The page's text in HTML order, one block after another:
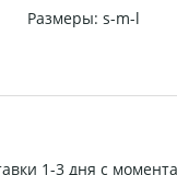
Размеры: s-m-l
1-3 дня с